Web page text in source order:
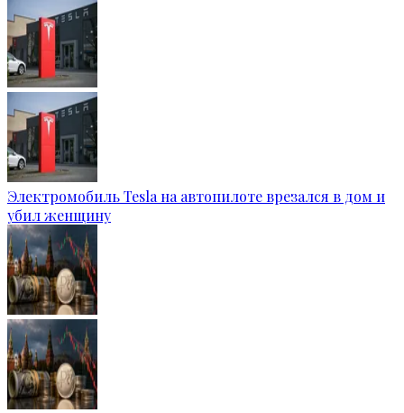
Электромобиль Tesla на автопилоте врезался в дом и
убил женщину